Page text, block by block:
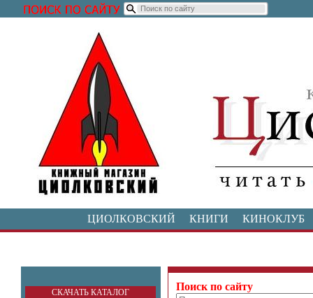
ЦИОЛКОВСКИЙ КНИГИ КИНОКЛУБ
СКАЧАТЬ КАТАЛОГ
Поиск по сайту